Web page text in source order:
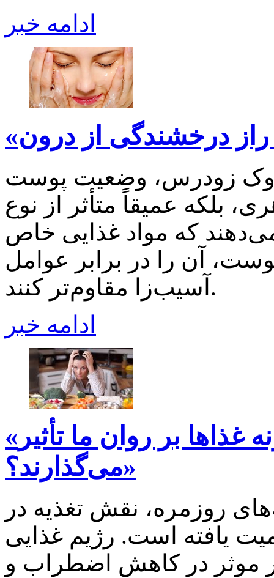
ادامه خبر
زودرس، وضعیت پوست
بلکه عمیقاً متأثر از نوع
که مواد غذایی خاص
آن را در برابر عوامل
آسیب‌زا مقاوم‌تر کنند.
ادامه خبر
«تغذیه در دوران استرس؛ چگونه غذاها بر روان ما تأثیر
می‌گذارند؟»
روزمره، نقش تغذیه در
یافته است. رژیم غذایی
موثر در کاهش اضطراب و